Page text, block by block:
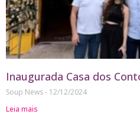
Inaugurada Casa dos
Soup News
12/12/2024
Leia mais